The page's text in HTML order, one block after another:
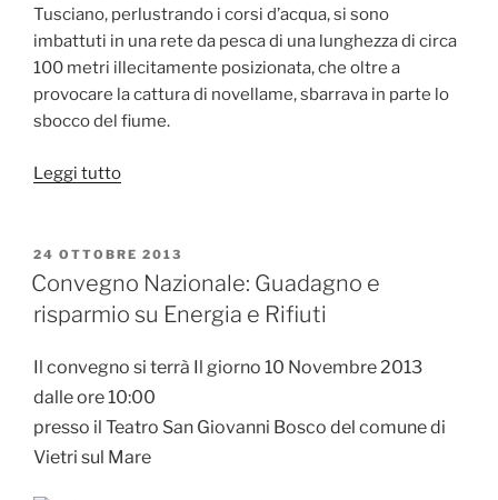
Tusciano, perlustrando i corsi d’acqua, si sono
imbattuti in una rete da pesca di una lunghezza di circa
100 metri illecitamente posizionata, che oltre a
provocare la cattura di novellame, sbarrava in parte lo
sbocco del fiume.
Leggi tutto“Battipaglia:
rete
novellame”
PUBBLICATO
IL
24 OTTOBRE 2013
Convegno Nazionale: Guadagno e
risparmio su Energia e Rifiuti
Il convegno si terrà Il giorno 10 Novembre 2013
dalle ore 10:00
presso il Teatro San Giovanni Bosco del comune di
Vietri sul Mare